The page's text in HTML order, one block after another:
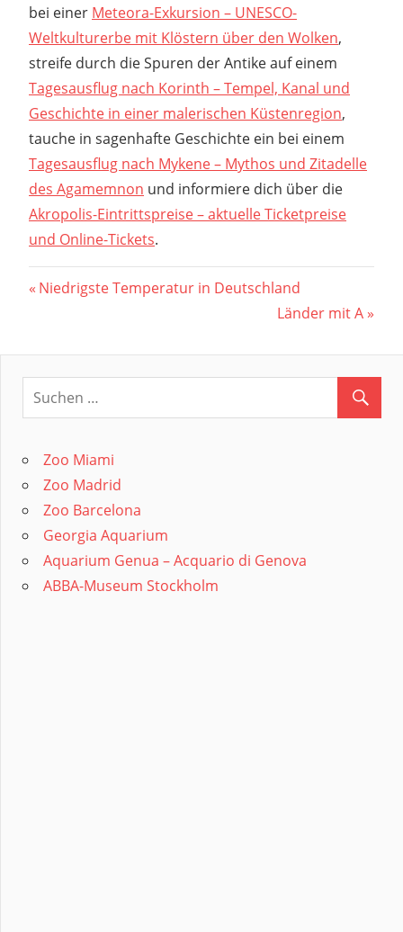
bei einer Meteora-Exkursion – UNESCO-
Weltkulturerbe mit Klöstern über den Wolken,
streife durch die Spuren der Antike auf einem
Tagesausflug nach Korinth – Tempel, Kanal und
Geschichte in einer malerischen Küstenregion,
tauche in sagenhafte Geschichte ein bei einem
Tagesausflug nach Mykene – Mythos und Zitadelle
des Agamemnon und informiere dich über die
Akropolis-Eintrittspreise – aktuelle Ticketpreise
und Online-Tickets.
Beitragsnavigation
Vorheriger
Niedrigste Temperatur in Deutschland
Nächster
Länder mit A
Zoo Miami
Zoo Madrid
Zoo Barcelona
Georgia Aquarium
Aquarium Genua – Acquario di Genova
ABBA-Museum Stockholm